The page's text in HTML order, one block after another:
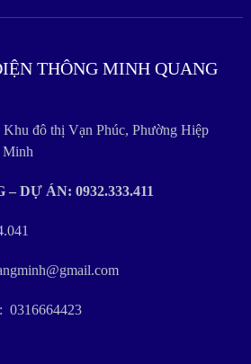
THÔNG MINH QUANG
đô thị Vạn Phúc, Phường Hiệp
Minh
DỰ ÁN: 0932.333.411
0316664423